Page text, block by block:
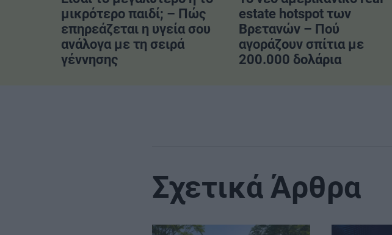
μικρότερο παιδί; – Πώς
επηρεάζεται η υγεία σου
ανάλογα με τη σειρά
γέννησης
estate hotspot των
Βρετανών – Πού
αγοράζουν σπίτια με
200.000 δολάρια
Σχετικά Άρθρα